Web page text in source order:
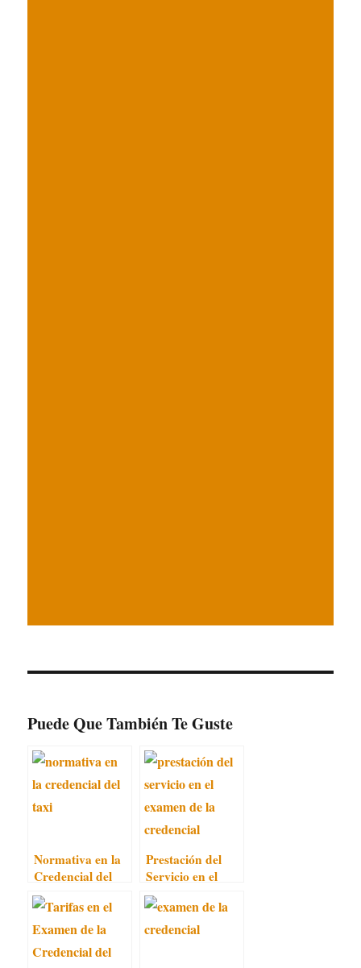
Puede Que También Te Guste
Normativa en la
Credencial del
Taxi
Prestación del
Servicio en el
Examen de la
Credencial